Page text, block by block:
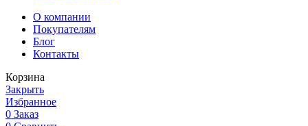
О компании
Покупателям
Блог
Контакты
Корзина
Закрыть
Избранное
0 Заказ